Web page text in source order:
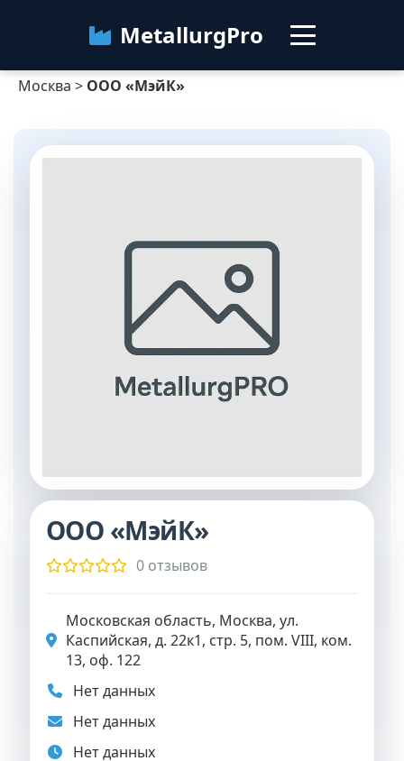
MetallurgPro
Москва
Категории
Контакты
Москва > ООО «МэйК»
ООО «МэйК»
0 отзывов
Московская область, Москва, ул.
Каспийская, д. 22к1, стр. 5, пом. VIII, ком.
13, оф. 122
Нет данных
Нет данных
Нет данных